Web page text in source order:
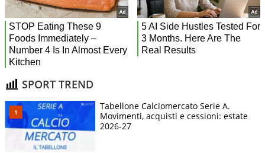
SPORT TREND
Tabellone Calciomercato Serie A.
Movimenti, acquisti e cessioni: estate
2026-27